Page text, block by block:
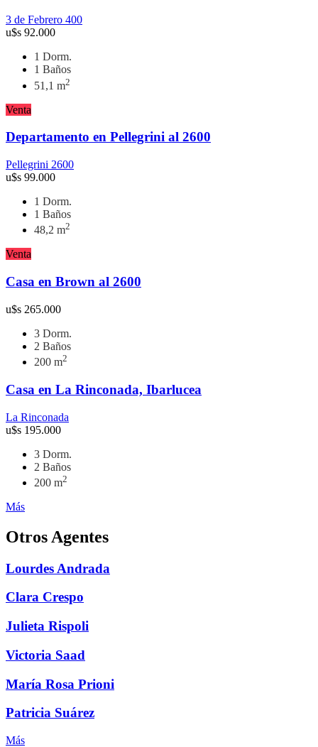
3 de Febrero 400
u$s 92.000
1 Dorm.
1 Baños
51,1 m2
Venta
Departamento en Pellegrini al 2600
Pellegrini 2600
u$s 99.000
1 Dorm.
1 Baños
48,2 m2
Venta
Casa en Brown al 2600
u$s 265.000
3 Dorm.
2 Baños
200 m2
Casa en La Rinconada, Ibarlucea
La Rinconada
u$s 195.000
3 Dorm.
2 Baños
200 m2
Más
Otros Agentes
Lourdes Andrada
Clara Crespo
Julieta Rispoli
Victoria Saad
María Rosa Prioni
Patricia Suárez
Más